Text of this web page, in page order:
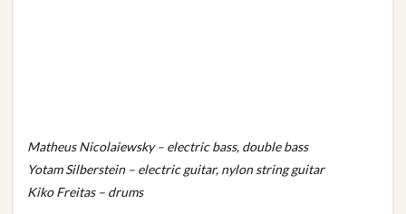
Matheus Nicolaiewsky – electric bass, double bass
Yotam Silberstein – electric guitar, nylon string guitar
Kiko Freitas – drums